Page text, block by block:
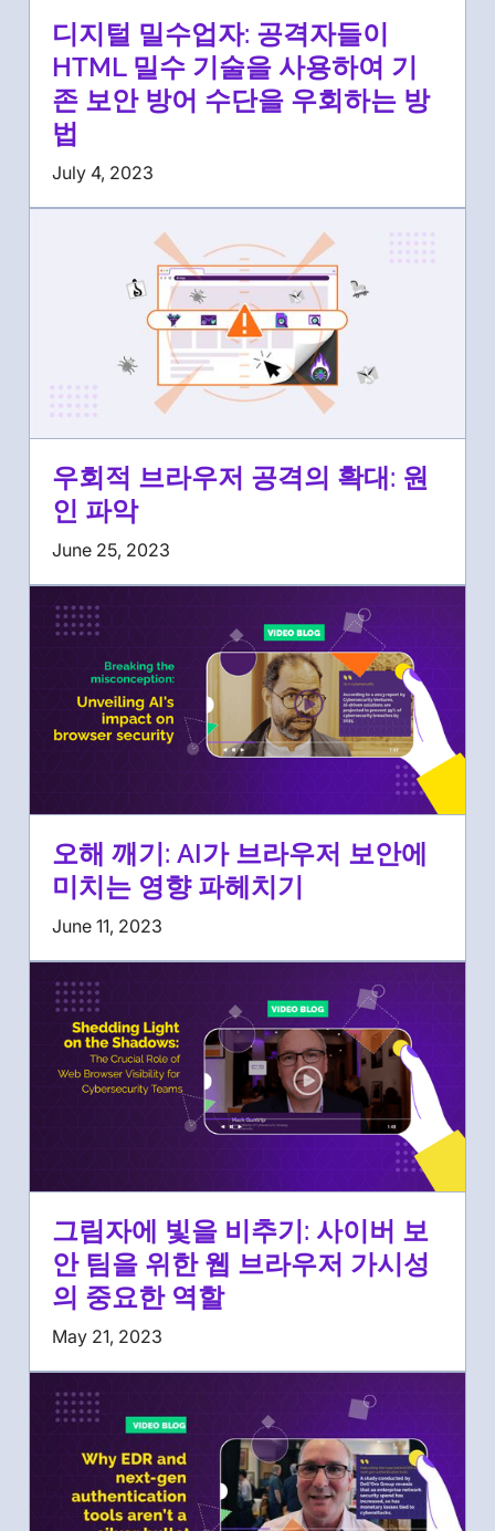
디지털 밀수업자: 공격자들이
HTML 밀수 기술을 사용하여 기
존 보안 방어 수단을 우회하는 방
법
July 4, 2023
우회적 브라우저 공격의 확대: 원
인 파악
June 25, 2023
오해 깨기: AI가 브라우저 보안에
미치는 영향 파헤치기
June 11, 2023
그림자에 빛을 비추기: 사이버 보
안 팀을 위한 웹 브라우저 가시성
의 중요한 역할
May 21, 2023